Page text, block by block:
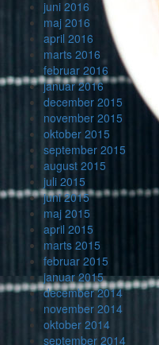
juni 2016
maj 2016
april 2016
marts 2016
februar 2016
januar 2016
december 2015
november 2015
oktober 2015
september 2015
august 2015
juli 2015
juni 2015
maj 2015
april 2015
marts 2015
februar 2015
januar 2015
december 2014
november 2014
oktober 2014
september 2014